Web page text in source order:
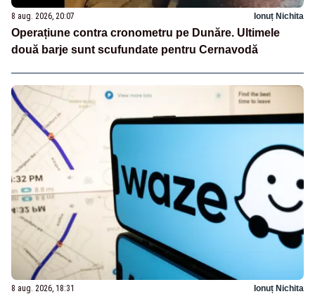
8 aug. 2026, 20:07 Ionuț Nichita
Operațiune contra cronometru pe Dunăre. Ultimele
două barje sunt scufundate pentru Cernavodă
8 aug. 2026, 18:31 Ionuț Nichita